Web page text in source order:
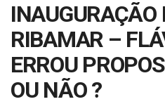
INAUGURAÇÃO
RIBAMAR –
ERROU
OU NÃO ?